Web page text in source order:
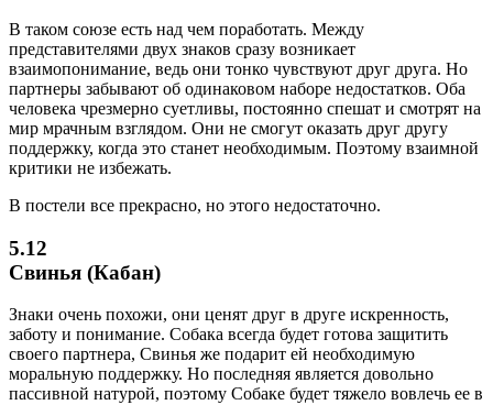
В таком союзе есть над чем поработать. Между
представителями двух знаков сразу возникает
взаимопонимание, ведь они тонко чувствуют друг друга. Но
партнеры забывают об одинаковом наборе недостатков. Оба
человека чрезмерно суетливы, постоянно спешат и смотрят на
мир мрачным взглядом. Они не смогут оказать друг другу
поддержку, когда это станет необходимым. Поэтому взаимной
критики не избежать.
В постели все прекрасно, но этого недостаточно.
5.12
Свинья (Кабан)
Знаки очень похожи, они ценят друг в друге искренность,
заботу и понимание. Собака всегда будет готова защитить
своего партнера, Свинья же подарит ей необходимую
моральную поддержку. Но последняя является довольно
пассивной натурой, поэтому Собаке будет тяжело вовлечь ее в